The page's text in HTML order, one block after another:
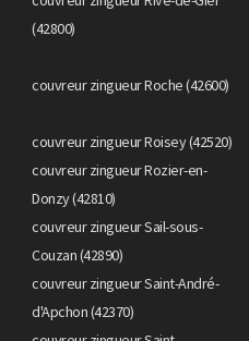
(42800)
couvreur zingueur Roche (42600)
couvreur zingueur Roisey (42520)
couvreur zingueur Rozier-en-
Donzy (42810)
couvreur zingueur Sail-sous-
Couzan (42890)
couvreur zingueur Saint-André-
d'Apchon (42370)